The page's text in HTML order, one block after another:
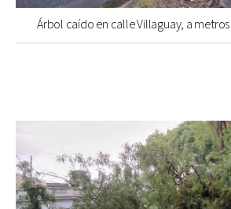
Árbol caído en calle Villaguay, a